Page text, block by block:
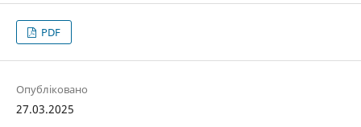
PDF
Опубліковано
27.03.2025